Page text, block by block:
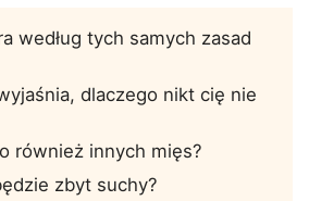
według tych samych zasad
dlaczego nikt cię nie
również innych mięs?
zbyt suchy?